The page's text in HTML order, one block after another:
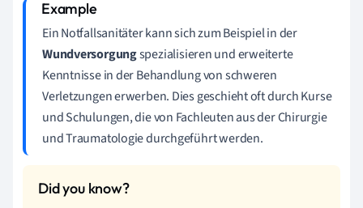
Ein Notfallsanitäter kann sich zum Beispiel in der
Wundversorgungspezialisieren und erweiterte
Kenntnisse in der Behandlung von schweren
Verletzungen erwerben. Dies geschieht oft durch Kurse
und Schulungen, die von Fachleuten aus der Chirurgie
und Traumatologie durchgeführt werden.